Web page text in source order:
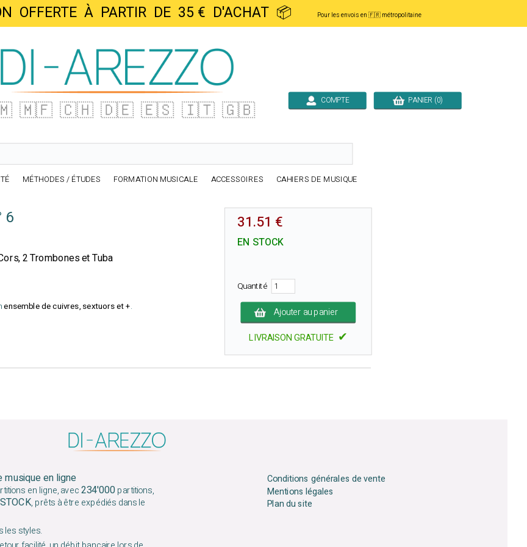
OFFERTE À PARTIR DE 35 € D'ACHAT 📦 Pour les envois en 🇫🇷 métropolitaine
🇲🇫 🇨🇭 🇩🇪 🇪🇸 🇮🇹 🇬🇧 COMPTE PANIER (0)
MÉTHODES / ÉTUDES FORMATION MUSICALE ACCESSOIRES CAHIERS DE MUSIQUE
6
2 Trombones et Tuba
ensemble de cuivres, sextuors et +.
31.51 €
EN STOCK
Quantité
Ajouter au panier
LIVRAISON GRATUITE ✔
musique en ligne
en ligne, avec234'000partitions,
, prêts à être expédiés dans le
les styles.
Conditions générales de vente
Mentions légales
Plan du site